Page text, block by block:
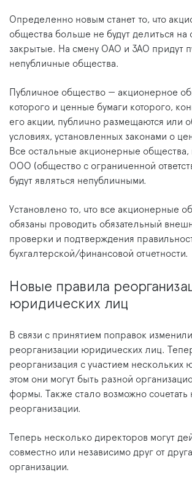
Определенно новым станет то, что
общества больше не будут делиться на
закрытые. На смену ОАО и ЗАО придут
непубличные общества.
Публичное общество — акционерное
которого и ценные бумаги которого,
его акции, публично размещаются или
условиях, установленных законами о
Все остальные акционерные общества,
ООО (общество с ограниченной
будут являться непубличными.
Установлено то, что все акционерные
обязаны проводить обязательный
проверки и подтверждения
бухгалтерской/финансовой отчетности.
Новые правила
юридических лиц
В связи с принятием поправок
реорганизации юридических лиц.
реорганизация с участием нескольких
этом они могут быть разной
формы. Также стало возможно
реорганизации.
Теперь несколько директоров могут
совместно или независимо друг от
организации.